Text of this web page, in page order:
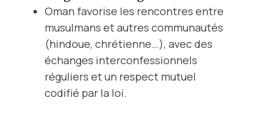
Oman favorise les rencontres entre
musulmans et autres communautés
(hindoue, chrétienne…), avec des
échanges interconfessionnels
réguliers et un respect mutuel
codifié par la loi.